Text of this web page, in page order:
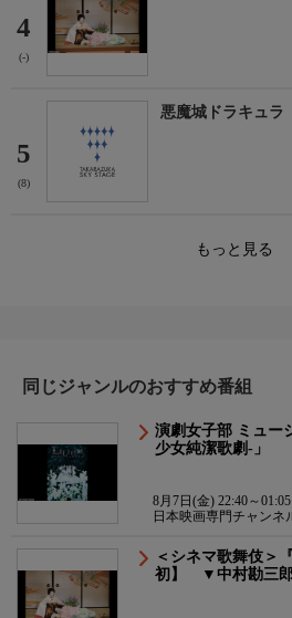
4
(-)
5
(8)
悪魔城ドラキュラ
もっと見る
同じジャンルのおすすめ番組
演劇女子部 ミュー
少女純潔歌劇-」
8月7日(金) 22:40～01:05
日本映画専門チャン
＜シネマ歌舞伎＞
初】 ▼中村勘三郎